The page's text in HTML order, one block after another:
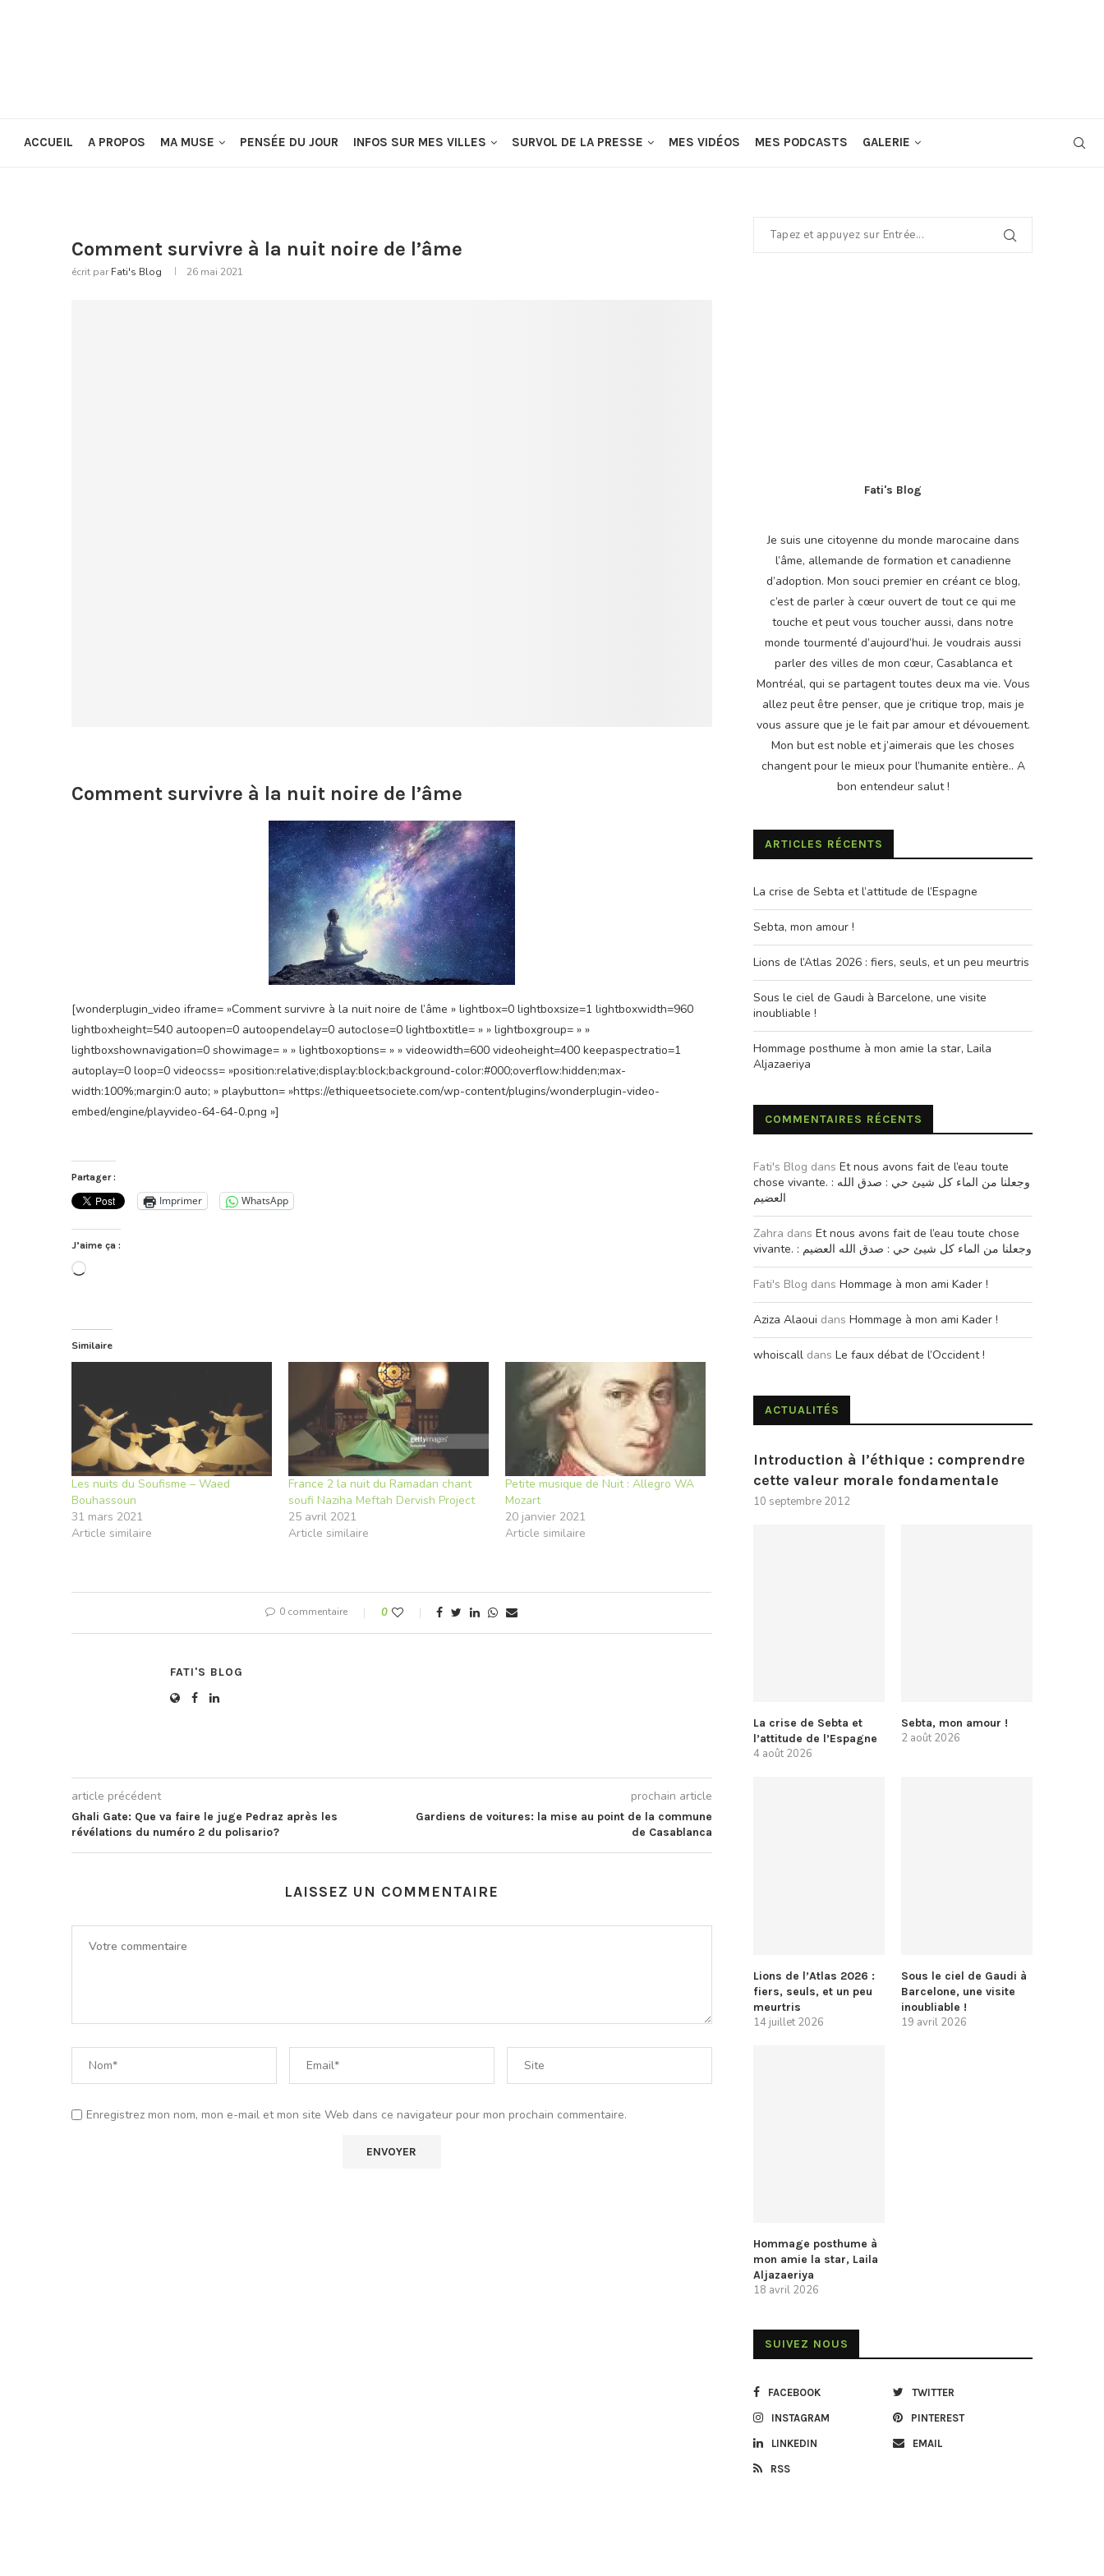
ACCUEIL A PROPOS MA MUSE PENSÉE DU JOUR INFOS SUR MES VILLES SURVOL DE LA PRESSE MES VIDÉOS MES PODCASTS GALERIE
Comment survivre à la nuit noire de l’âme
écrit par Fati's Blog 26 mai 2021
Comment survivre à la nuit noire de l’âme
[wonderplugin_video iframe= »Comment survivre à la nuit noire de l’âme » lightbox=0 lightboxsize=1 lightboxwidth=960
lightboxheight=540 autoopen=0 autoopendelay=0 autoclose=0 lightboxtitle= » » lightboxgroup= » »
lightboxshownavigation=0 showimage= » » lightboxoptions= » » videowidth=600 videoheight=400 keepaspectratio=1
autoplay=0 loop=0 videocss= »position:relative;display:block;background-color:#000;overflow:hidden;max-
width:100%;margin:0 auto; » playbutton= »https://ethiqueetsociete.com/wp-content/plugins/wonderplugin-video-
embed/engine/playvideo-64-64-0.png »]
Partager :
Imprimer WhatsApp
J’aime ça :
Chargement…
Similaire
Les nuits du Soufisme – Waed
Bouhassoun
31 mars 2021
Article similaire
France 2 la nuit du Ramadan chant
soufi Naziha Meftah Dervish Project
25 avril 2021
Article similaire
Petite musique de Nuit : Allegro WA
Mozart
20 janvier 2021
Article similaire
0 commentaire 0
FATI'S BLOG
article précédent
Ghali Gate: Que va faire le juge Pedraz après les
révélations du numéro 2 du polisario?
prochain article
Gardiens de voitures: la mise au point de la commune
de Casablanca
LAISSEZ UN COMMENTAIRE
Enregistrez mon nom, mon e-mail et mon site Web dans ce navigateur pour mon prochain commentaire.
Fati's Blog
Je suis une citoyenne du monde marocaine dans
l’âme, allemande de formation et canadienne
d’adoption. Mon souci premier en créant ce blog,
c’est de parler à cœur ouvert de tout ce qui me
touche et peut vous toucher aussi, dans notre
monde tourmenté d’aujourd’hui. Je voudrais aussi
parler des villes de mon cœur, Casablanca et
Montréal, qui se partagent toutes deux ma vie. Vous
allez peut être penser, que je critique trop, mais je
vous assure que je le fait par amour et dévouement.
Mon but est noble et j’aimerais que les choses
changent pour le mieux pour l’humanite entière.. A
bon entendeur salut !
ARTICLES RÉCENTS
La crise de Sebta et l’attitude de l’Espagne
Sebta, mon amour !
Lions de l’Atlas 2026 : fiers, seuls, et un peu meurtris
Sous le ciel de Gaudi à Barcelone, une visite
inoubliable !
Hommage posthume à mon amie la star, Laila
Aljazaeriya
COMMENTAIRES RÉCENTS
Fati's Blog dans Et nous avons fait de l’eau toute
chose vivante. : وجعلنا من الماء كل شيئ حي : صدق الله
العضيم
Zahra dans Et nous avons fait de l’eau toute chose
vivante. : وجعلنا من الماء كل شيئ حي : صدق الله العضيم
Fati's Blog dans Hommage à mon ami Kader !
Aziza Alaoui dans Hommage à mon ami Kader !
whoiscall dans Le faux débat de l’Occident !
ACTUALITÉS
Introduction à l’éthique : comprendre
cette valeur morale fondamentale
10 septembre 2012
La crise de Sebta et
l’attitude de l’Espagne
4 août 2026
Sebta, mon amour !
2 août 2026
Lions de l’Atlas 2026 :
fiers, seuls, et un peu
meurtris
14 juillet 2026
Sous le ciel de Gaudi à
Barcelone, une visite
inoubliable !
19 avril 2026
Hommage posthume à
mon amie la star, Laila
Aljazaeriya
18 avril 2026
SUIVEZ NOUS
FACEBOOK TWITTER
INSTAGRAM PINTEREST
LINKEDIN EMAIL
RSS